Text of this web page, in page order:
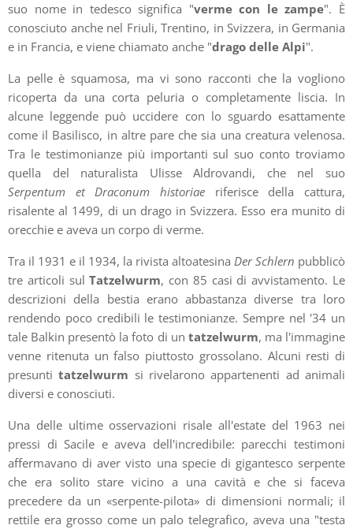
suo nome in tedesco significa "verme con le zampe". È
conosciuto anche nel Friuli, Trentino, in Svizzera, in Germania
e in Francia, e viene chiamato anche "drago delle Alpi".
La pelle è squamosa, ma vi sono racconti che la vogliono
ricoperta da una corta peluria o completamente liscia. In
alcune leggende può uccidere con lo sguardo esattamente
come il Basilisco, in altre pare che sia una creatura velenosa.
Tra le testimonianze più importanti sul suo conto troviamo
quella del naturalista Ulisse Aldrovandi, che nel suo
Serpentum et Draconum historiae riferisce della cattura,
risalente al 1499, di un drago in Svizzera. Esso era munito di
orecchie e aveva un corpo di verme.
Tra il 1931 e il 1934, la rivista altoatesina Der Schlern pubblicò
tre articoli sulTatzelwurm, con 85 casi di avvistamento. Le
descrizioni della bestia erano abbastanza diverse tra loro
rendendo poco credibili le testimonianze. Sempre nel '34 un
tale Balkin presentò la foto di un tatzelwurm, ma l'immagine
venne ritenuta un falso piuttosto grossolano. Alcuni resti di
presuntitatzelwurm si rivelarono appartenenti ad animali
diversi e conosciuti.
Una delle ultime osservazioni risale all'estate del 1963 nei
pressi di Sacile e aveva dell'incredibile: parecchi testimoni
affermavano di aver visto una specie di gigantesco serpente
che era solito stare vicino a una cavità e che si faceva
precedere da un «serpente-pilota» di dimensioni normali; il
rettile era grosso come un palo telegrafico, aveva una "testa